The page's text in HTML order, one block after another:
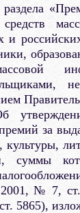
и
за
культуры,
суммы
2001, № 7,
5865),